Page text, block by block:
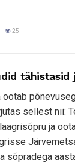
25
tähistasid
ootab
sellest nii:
ja
sõpradega